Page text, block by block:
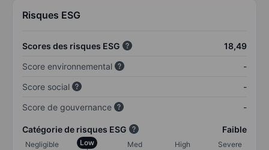
Risques ESG
Scores des risques ESG
18,49
Score environnemental
-
Score social
-
Score de gouvernance
-
Catégorie de risques ESG Faible
Negligible Low Med High
Severe